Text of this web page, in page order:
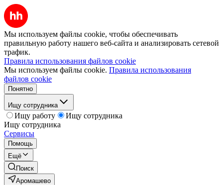
Мы используем файлы cookie, чтобы обеспечивать
правильную работу нашего веб-сайта и анализировать сетевой
трафик.
Правила использования файлов cookie
Мы используем файлы cookie. Правила использования
файлов cookie
Понятно
Ищу сотрудника
Ищу работу
Ищу сотрудника
Ищу сотрудника
Сервисы
Помощь
Ещё
Поиск
Аромашево